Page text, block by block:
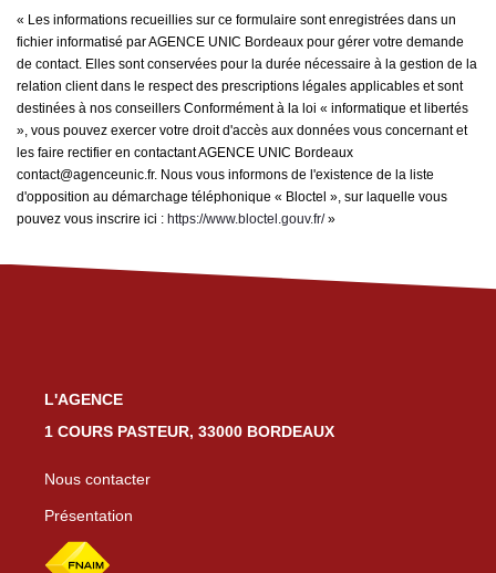
« Les informations recueillies sur ce formulaire sont enregistrées dans un
fichier informatisé par AGENCE UNIC Bordeaux pour gérer votre demande
de contact. Elles sont conservées pour la durée nécessaire à la gestion de la
relation client dans le respect des prescriptions légales applicables et sont
destinées à nos conseillers Conformément à la loi « informatique et libertés
», vous pouvez exercer votre droit d'accès aux données vous concernant et
les faire rectifier en contactant AGENCE UNIC Bordeaux
contact@agenceunic.fr. Nous vous informons de l'existence de la liste
d'opposition au démarchage téléphonique « Bloctel », sur laquelle vous
pouvez vous inscrire ici : https://www.bloctel.gouv.fr/»
L'AGENCE
1 COURS PASTEUR, 33000 BORDEAUX
Nous contacter
Présentation